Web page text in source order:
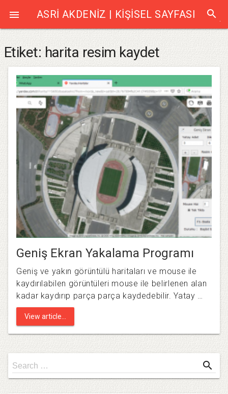
 ASRI AKDENIZ | KIŞISEL SAYFASI search
Etiket:harita resim kaydet
Geniş Ekran Yakalama Programı
Geniş ve yakın görüntülü haritaları ve mouse ile
kaydırılabilen görüntüleri mouse ile belirlenen alan
kadar kaydırıp parça parça kaydedebilir. Yatay …
View article...
Search
for
Search … search